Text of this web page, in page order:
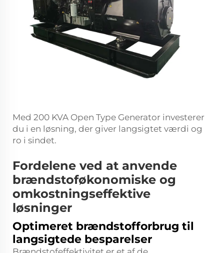
Med 200 KVA Open Type Generator investerer
du i en løsning, der giver langsigtet værdi og
ro i sindet.
Fordelene ved at anvende
brændstoføkonomiske og
omkostningseffektive
løsninger
Optimeret brændstofforbrug til
langsigtede besparelser